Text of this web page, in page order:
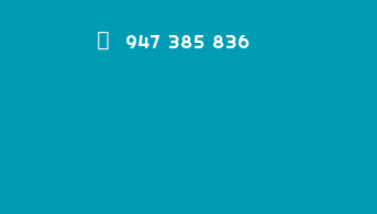
947 385 836